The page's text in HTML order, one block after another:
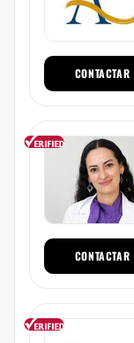
CONTACTAR
CONTACTAR